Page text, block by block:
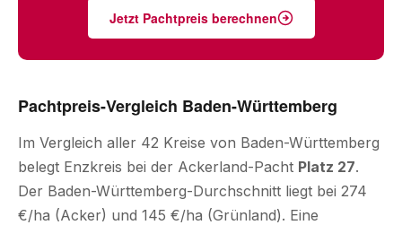
Jetzt Pachtpreis berechnen
Pachtpreis-Vergleich Baden-Württemberg
Im Vergleich aller 42 Kreise von Baden-Württemberg
belegt Enzkreis bei der Ackerland-Pacht Platz 27.
Der Baden-Württemberg-Durchschnitt liegt bei 274
€/ha (Acker) und 145 €/ha (Grünland). Eine